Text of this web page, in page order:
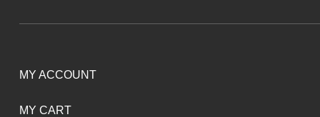
MY ACCOUNT
MY CART